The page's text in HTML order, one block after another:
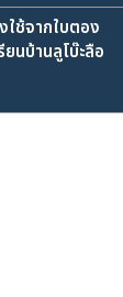
ใช้จากใบตอง
นบ้านลูโบ๊ะลือ